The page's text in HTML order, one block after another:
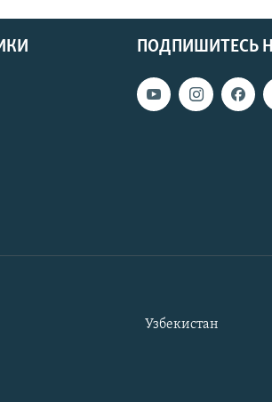
ПОДПИШИТЕСЬ
Узбекистан